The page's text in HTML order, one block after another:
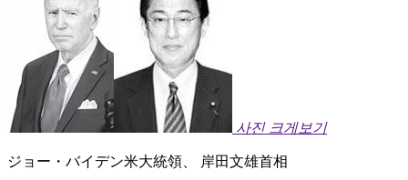
사진 크게보기
ジョー・バイデン米大統領、 岸田文雄首相